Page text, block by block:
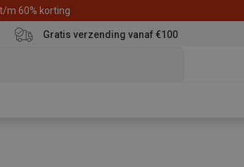
m 60% korting
Gratis verzending vanaf €100